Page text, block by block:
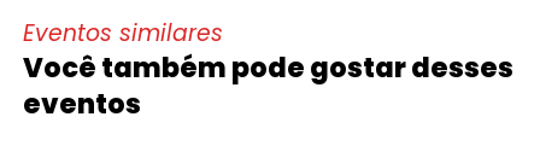
Eventos similares
Você também pode gostar desses
eventos